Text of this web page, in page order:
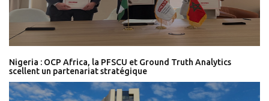
Nigeria : OCP Africa, la PFSCU et Ground Truth Analytics
scellent un partenariat stratégique